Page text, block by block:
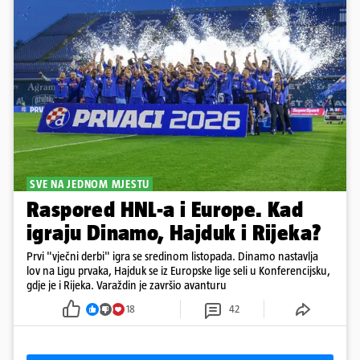
SVE NA JEDNOM MJESTU
Raspored HNL-a i Europe. Kad
igraju Dinamo, Hajduk i Rijeka?
Prvi "vječni derbi" igra se sredinom listopada. Dinamo nastavlja
lov na Ligu prvaka, Hajduk se iz Europske lige seli u Konferencijsku,
gdje je i Rijeka. Varaždin je završio avanturu
18 42